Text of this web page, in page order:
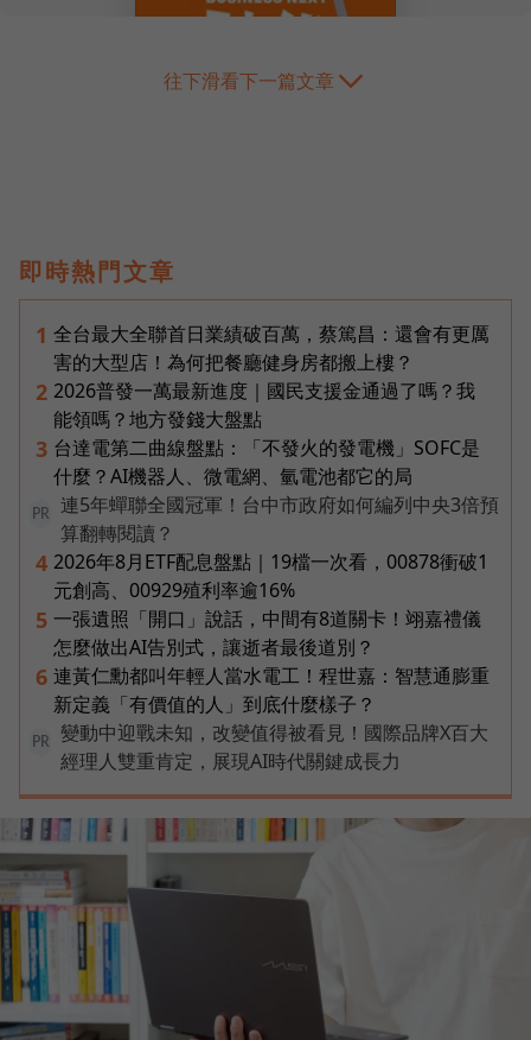
往下滑看下一篇文章
即時熱門文章
1 全台最大全聯首日業績破百萬，蔡篤昌：還會有更厲
害的大型店！為何把餐廳健身房都搬上樓？
2 2026普發一萬最新進度｜國民支援金通過了嗎？我
能領嗎？地方發錢大盤點
3 台達電第二曲線盤點：「不發火的發電機」SOFC是
什麼？AI機器人、微電網、氫電池都它的局
PR
連5年蟬聯全國冠軍！台中市政府如何編列中央3倍預
算翻轉閱讀？
4 2026年8月ETF配息盤點｜19檔一次看，00878衝破1
元創高、00929殖利率逾16%
5 一張遺照「開口」說話，中間有8道關卡！翊嘉禮儀
怎麼做出AI告別式，讓逝者最後道別？
6 連黃仁勳都叫年輕人當水電工！程世嘉：智慧通膨重
新定義「有價值的人」到底什麼樣子？
PR
變動中迎戰未知，改變值得被看見！國際品牌X百大
經理人雙重肯定，展現AI時代關鍵成長力